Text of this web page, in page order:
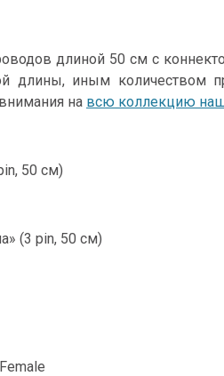
длиной 50 см с
длины, иным количеством
на всю коллекцию
50 см)
(3 pin, 50 см)